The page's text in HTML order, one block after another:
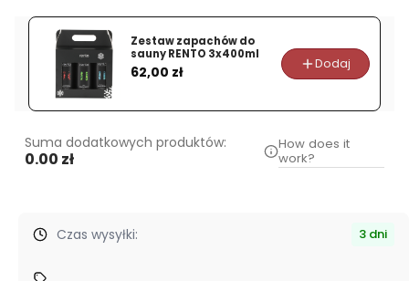
sauny
PORJUN
Zestaw zapachów do
sauny RENTO 3x400ml
Cena
62,00 zł Dodaj
Suma dodatkowych produktów:
0.00 zł
How does it
work?
Czas wysyłki: 3 dni